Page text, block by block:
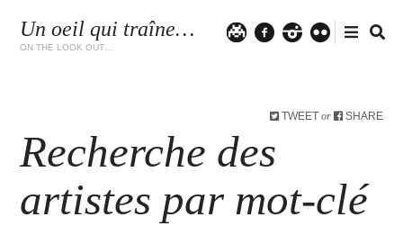
Un oeil qui traîne…
ON THE LOOK OUT…
TWEET or SHARE
Recherche des
artistes par mot-clé